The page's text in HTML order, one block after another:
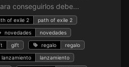
conseguirlos debe...
of exile 2 path of exile 2
novedades novedades
gift regalo regalo
lanzamiento lanzamiento